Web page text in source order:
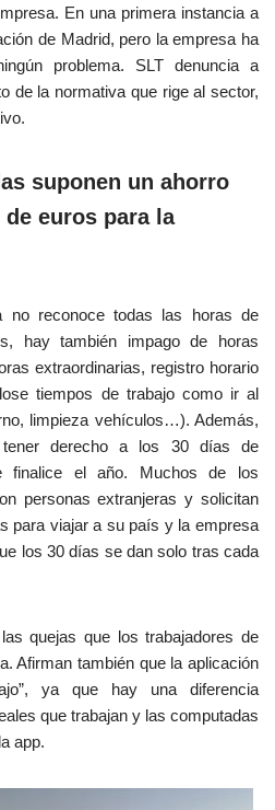
En una primera instancia a
de Madrid, pero la empresa ha
problema. SLT denuncia a
de la normativa que rige al sector,
suponen un ahorro
euros para la
no reconoce todas las horas de
hay también impago de horas
extraordinarias, registro horario
tiempos de trabajo como ir al
limpieza vehículos…). Además,
tener derecho a los 30 días de
finalice el año. Muchos de los
personas extranjeras y solicitan
para viajar a su país y la empresa
los 30 días se dan solo tras cada
quejas que los trabajadores de
Afirman también que la aplicación
ya que hay una diferencia
que trabajan y las computadas
app.